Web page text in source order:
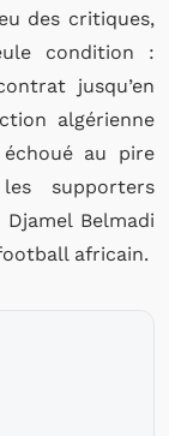
des critiques,
condition :
jusqu’en
algérienne
au pire
supporters
Belmadi
africain.